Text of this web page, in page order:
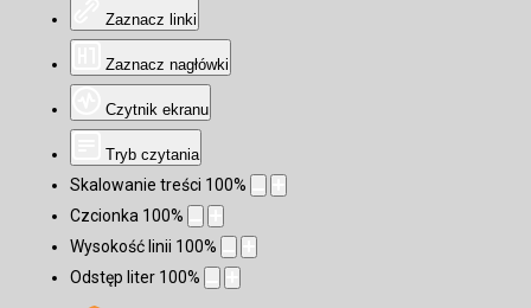
Zaznacz linki
Zaznacz nagłówki
Czytnik ekranu
Tryb czytania
Skalowanie treści 100%
Czcionka 100%
Wysokość linii 100%
Odstęp liter 100%